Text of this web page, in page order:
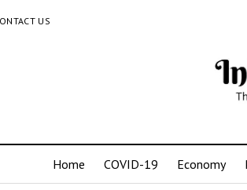
US
Home COVID-19 Economy